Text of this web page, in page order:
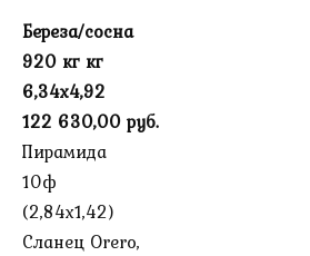
Береза/сосна
920 кг кг
6,34х4,92
122 630,00 руб.
Пирамида
10ф
(2,84х1,42)
Сланец Orero,